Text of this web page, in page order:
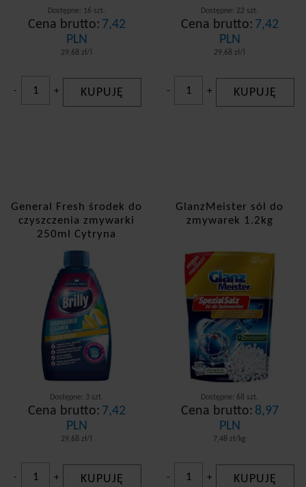
Dostępne: 16 szt.
Cena brutto: 7,42
PLN
29,68 zł/l
- + KUPUJĘ
Dostępne: 22 szt.
Cena brutto: 7,42
PLN
29,68 zł/l
- + KUPUJĘ
General Fresh środek do
czyszczenia zmywarki
250ml Cytryna
Dostępne: 3 szt.
Cena brutto: 7,42
PLN
29,68 zł/l
- + KUPUJĘ
GlanzMeister sól do
zmywarek 1.2kg
Dostępne: 68 szt.
Cena brutto: 8,97
PLN
7,48 zł/kg
- + KUPUJĘ